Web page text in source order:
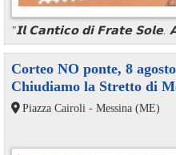
"𝗜𝗹 𝗖𝗮𝗻𝘁𝗶𝗰𝗼 𝗱𝗶 𝗙𝗿𝗮𝘁𝗲 𝗦𝗼𝗹𝗲.
Corteo NO ponte, 8
Chiudiamo la Stretto di
Piazza Cairoli - Messina (ME)